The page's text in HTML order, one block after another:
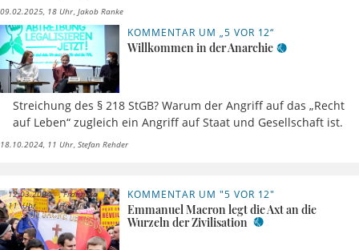
09.02.2025, 18 Uhr Jakob Ranke
KOMMENTAR UM „5 VOR 12“
Willkommen in der Anarchie
Streichung des § 218 StGB? Warum der Angriff auf das „Recht
auf Leben“ zugleich ein Angriff auf Staat und Gesellschaft ist.
18.10.2024, 11 Uhr Stefan Rehder
KOMMENTAR UM "5 VOR 12"
Emmanuel Macron legt die Axt an die
Wurzeln der Zivilisation
12.03.2024,
11 Uhr
Franziska
Harter